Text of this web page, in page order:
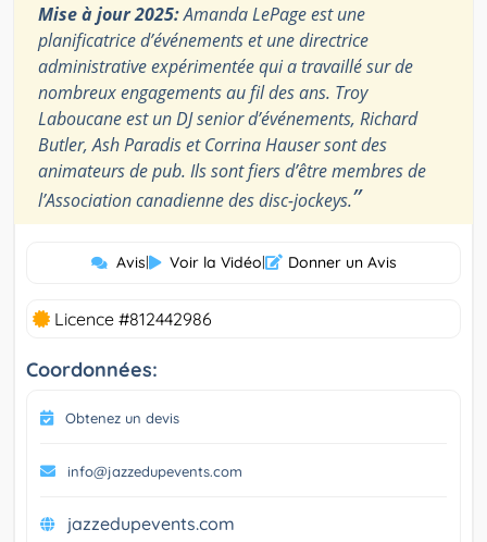
Mise à jour 2025:Amanda LePage est une
planificatrice d’événements et une directrice
administrative expérimentée qui a travaillé sur de
nombreux engagements au fil des ans. Troy
Laboucane est un DJ senior d’événements, Richard
Butler, Ash Paradis et Corrina Hauser sont des
animateurs de pub. Ils sont fiers d’être membres de
l’Association canadienne des disc-jockeys.”
Avis| Voir la Vidéo| Donner un Avis
Licence #812442986
Coordonnées:
Obtenez un devis
info@jazzedupevents.com
jazzedupevents.com